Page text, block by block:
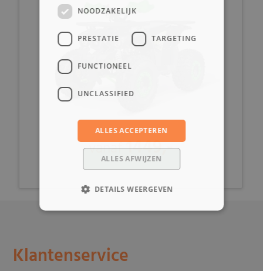
vanaf1449,-
Klantenservice
NOODZAKELIJK
PRESTATIE TARGETING
FUNCTIONEEL
UNCLASSIFIED
ALLES ACCEPTEREN
ALLES AFWIJZEN
DETAILS WEERGEVEN